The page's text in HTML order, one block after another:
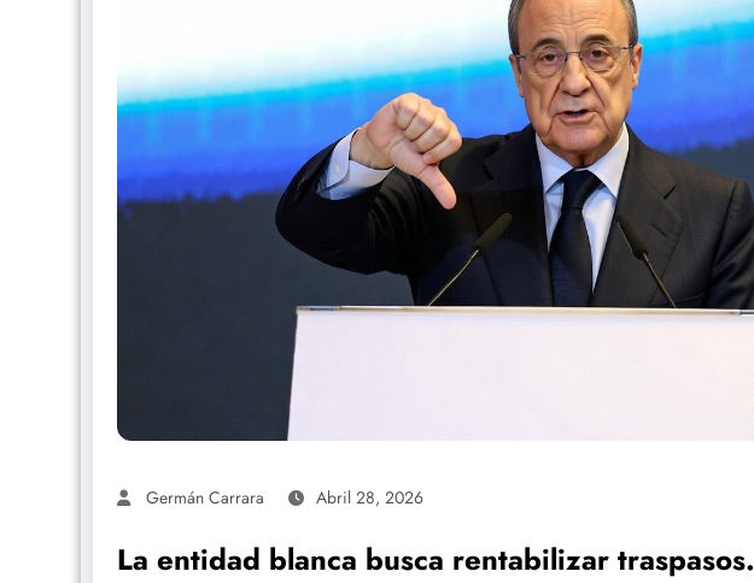
Germán Carrara Abril 28, 2026
La entidad blanca busca rentabilizar traspasos.